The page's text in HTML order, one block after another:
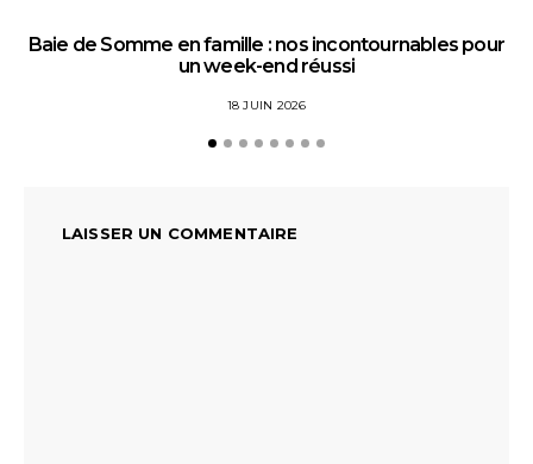
Baie de Somme en famille : nos incontournables pour
un week-end réussi
18 JUIN 2026
LAISSER UN COMMENTAIRE